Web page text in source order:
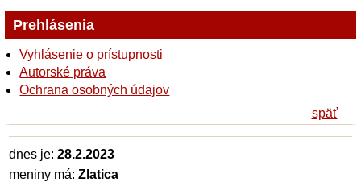
Prehlásenia
Vyhlásenie o prístupnosti
Autorské práva
Ochrana osobných údajov
späť
dnes je: 28.2.2023
meniny má: Zlatica